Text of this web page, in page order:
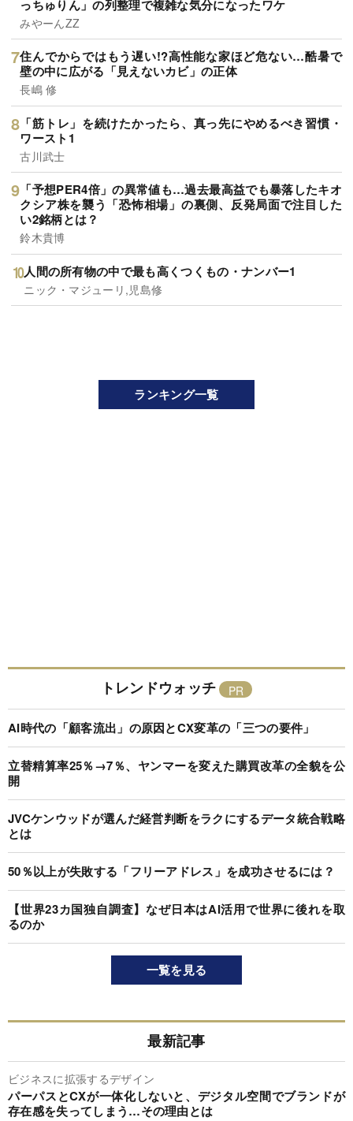
っちゅりん」の列整理で複雑な気分になったワケ
みやーんZZ
住んでからではもう遅い!?高性能な家ほど危ない…酷暑で
壁の中に広がる「見えないカビ」の正体
長嶋 修
「筋トレ」を続けたかったら、真っ先にやめるべき習慣・
ワースト1
古川武士
「予想PER4倍」の異常値も…過去最高益でも暴落したキオ
クシア株を襲う「恐怖相場」の裏側、反発局面で注目した
い2銘柄とは？
鈴木貴博
人間の所有物の中で最も高くつくもの・ナンバー1
ニック・マジューリ,児島修
ランキング一覧
トレンドウォッチ
AI時代の「顧客流出」の原因とCX変革の「三つの要件」
立替精算率25％→7％、ヤンマーを変えた購買改革の全貌を公
開
JVCケンウッドが選んだ経営判断をラクにするデータ統合戦略
とは
50％以上が失敗する「フリーアドレス」を成功させるには？
【世界23カ国独自調査】なぜ日本はAI活用で世界に後れを取
るのか
一覧を見る
最新記事
ビジネスに拡張するデザイン
パーパスとCXが一体化しないと、デジタル空間でブランドが
存在感を失ってしまう…その理由とは